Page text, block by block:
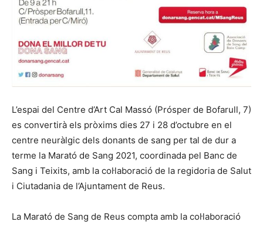
L’espai del Centre d’Art Cal Massó (Prósper de Bofarull, 7)
es convertirà els pròxims dies 27 i 28 d’octubre en el
centre neuràlgic dels donants de sang per tal de dur a
terme la Marató de Sang 2021, coordinada pel Banc de
Sang i Teixits, amb la col·laboració de la regidoria de Salut
i Ciutadania de l’Ajuntament de Reus.
La Marató de Sang de Reus compta amb la col·laboració